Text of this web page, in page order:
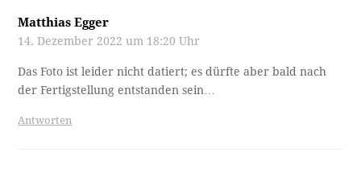
Matthias Egger
14. Dezember 2022 um 18:20 Uhr
Das Foto ist leider nicht datiert; es dürfte aber bald nach
der Fertigstellung entstanden sein…
Antworten